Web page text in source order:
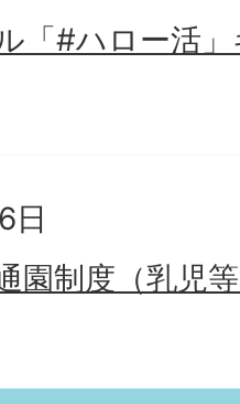
「#ハロー活
日
園制度（乳児